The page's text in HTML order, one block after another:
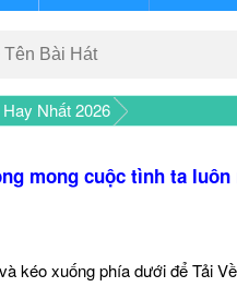
Nhất 2026
mong cuộc tình ta luôn
kéo xuống phía dưới để Tải Về